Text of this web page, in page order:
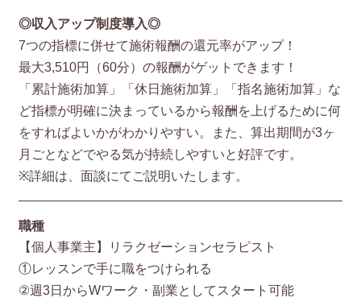
◎収入アップ制度導入◎
7つの指標に併せて施術報酬の還元率がアップ！
最大3,510円（60分）の報酬がゲットできます！
「累計施術加算」「休日施術加算」「指名施術加算」な
ど指標が明確に決まっているから報酬を上げるために何
をすればよいかがわかりやすい。また、算出期間が3ヶ
月ごとなどでやる気が持続しやすいと好評です。
※詳細は、面談にてご説明いたします。
職種
【個人事業主】リラクゼーションセラピスト
①レッスンで手に職をつけられる
②週3日からWワーク・副業としてスタート可能